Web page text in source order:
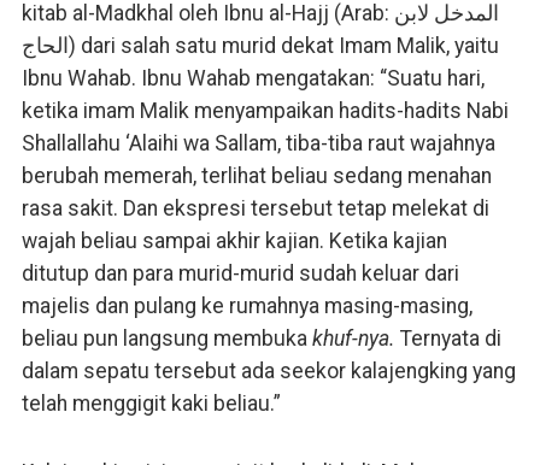
kitab al-Madkhal oleh Ibnu al-Hajj (Arab: المدخل لابن
الحاج) dari salah satu murid dekat Imam Malik, yaitu
Ibnu Wahab. Ibnu Wahab mengatakan: “Suatu hari,
ketika imam Malik menyampaikan hadits-hadits Nabi
Shallallahu ‘Alaihi wa Sallam, tiba-tiba raut wajahnya
berubah memerah, terlihat beliau sedang menahan
rasa sakit. Dan ekspresi tersebut tetap melekat di
wajah beliau sampai akhir kajian. Ketika kajian
ditutup dan para murid-murid sudah keluar dari
majelis dan pulang ke rumahnya masing-masing,
beliau pun langsung membuka khuf-nya. Ternyata di
dalam sepatu tersebut ada seekor kalajengking yang
telah menggigit kaki beliau.”